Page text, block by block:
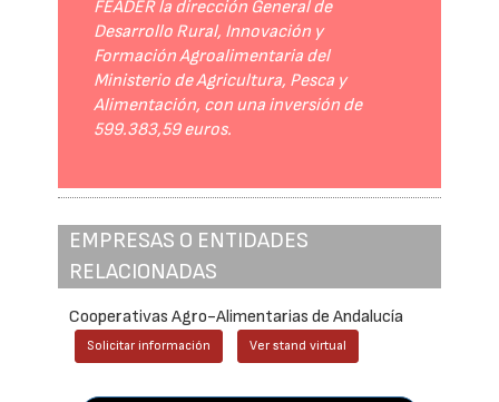
FEADER la dirección General de
Desarrollo Rural, Innovación y
Formación Agroalimentaria del
Ministerio de Agricultura, Pesca y
Alimentación, con una inversión de
599.383,59 euros.
EMPRESAS O ENTIDADES
RELACIONADAS
Cooperativas Agro-Alimentarias de Andalucía
Solicitar información Ver stand virtual